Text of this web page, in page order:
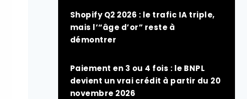
Shopify Q2 2026 : le trafic IA triple,
mais l’“âge d’or” reste à
démontrer
Paiement en 3 ou 4 fois : le BNPL
devient un vrai crédit à partir du 20
novembre 2026